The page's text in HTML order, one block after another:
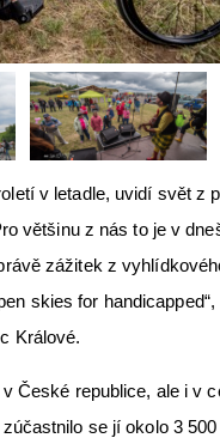
v letadle, uvidí svět z
většinu z nás to je v
zážitek z
skies for
Králové.
České republice, ale i v
se jí okolo 3